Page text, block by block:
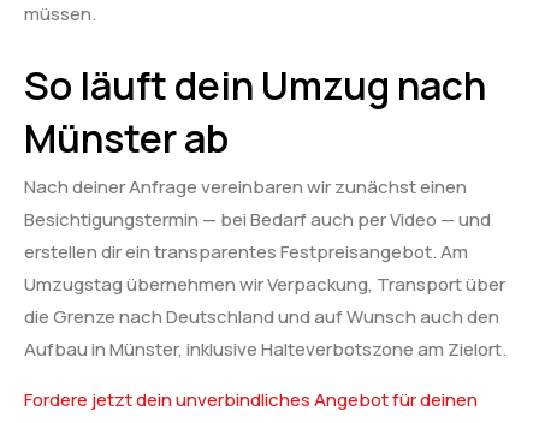
müssen.
So läuft dein Umzug nach
Münster ab
Nach deiner Anfrage vereinbaren wir zunächst einen
Besichtigungstermin — bei Bedarf auch per Video — und
erstellen dir ein transparentes Festpreisangebot. Am
Umzugstag übernehmen wir Verpackung, Transport über
die Grenze nach Deutschland und auf Wunsch auch den
Aufbau in Münster, inklusive Halteverbotszone am Zielort.
Fordere jetzt dein unverbindliches Angebot für deinen